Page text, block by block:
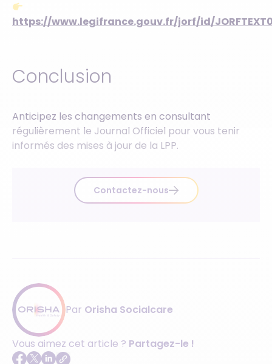
https://www.legifrance.gouv.fr/jorf/id/
Conclusion
Anticipez les changements en consultant
régulièrement le Journal Officiel pour vous tenir
informés des mises à jour de la LPP.
Contactez-nous
Par Orisha Socialcare
Vous aimez cet article ? Partagez-le !